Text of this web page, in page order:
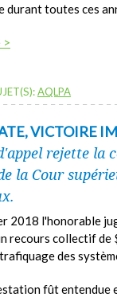
durant toutes ces
>
AQLPA
VICTOIRE
rejette la
la Cour
2018 l'honorable
recours collectif de
des
fût entendue